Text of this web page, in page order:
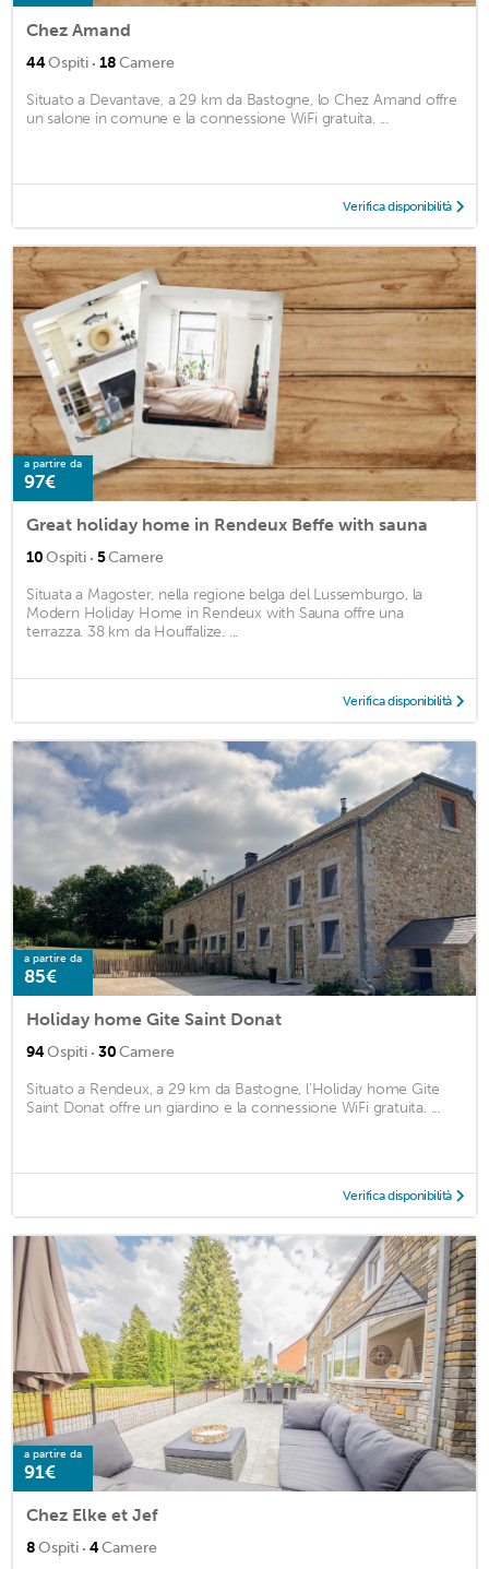
Chez Amand
44Ospiti · 18Camere
Situato a Devantave, a 29 km da Bastogne, lo Chez Amand offre
un salone in comune e la connessione WiFi gratuita. ...
Verifica disponibilità
a partire da
97€
Great holiday home in Rendeux Beffe with sauna
10Ospiti · 5Camere
Situata a Magoster, nella regione belga del Lussemburgo, la
Modern Holiday Home in Rendeux with Sauna offre una
terrazza. 38 km da Houffalize. ...
Verifica disponibilità
a partire da
85€
Holiday home Gite Saint Donat
94Ospiti · 30Camere
Situato a Rendeux, a 29 km da Bastogne, l'Holiday home Gite
Saint Donat offre un giardino e la connessione WiFi gratuita. ...
Verifica disponibilità
a partire da
91€
Chez Elke et Jef
8Ospiti · 4Camere